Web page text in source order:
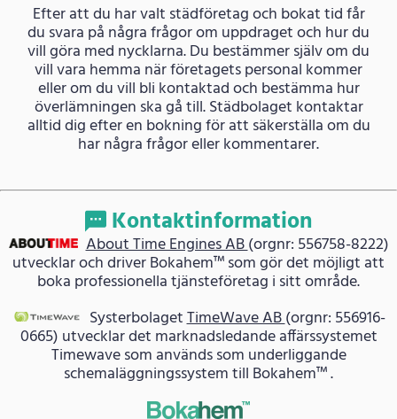
Efter att du har valt städföretag och bokat tid får
du svara på några frågor om uppdraget och hur du
vill göra med nycklarna. Du bestämmer själv om du
vill vara hemma när företagets personal kommer
eller om du vill bli kontaktad och bestämma hur
överlämningen ska gå till. Städbolaget kontaktar
alltid dig efter en bokning för att säkerställa om du
har några frågor eller kommentarer.
Kontaktinformation
About Time Engines AB(orgnr: 556758-8222)
utvecklar och driver Bokahem™ som gör det möjligt att
boka professionella tjänsteföretag i sitt område.
SysterbolagetTimeWave AB(orgnr: 556916-
0665) utvecklar det marknadsledande affärssystemet
Timewave som används som underliggande
schemaläggningssystem till Bokahem™ .